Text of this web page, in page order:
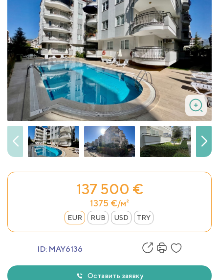
137 500 €
1375 €/м²
EUR RUB USD TRY
ID: MAY6136
Оставить заявку